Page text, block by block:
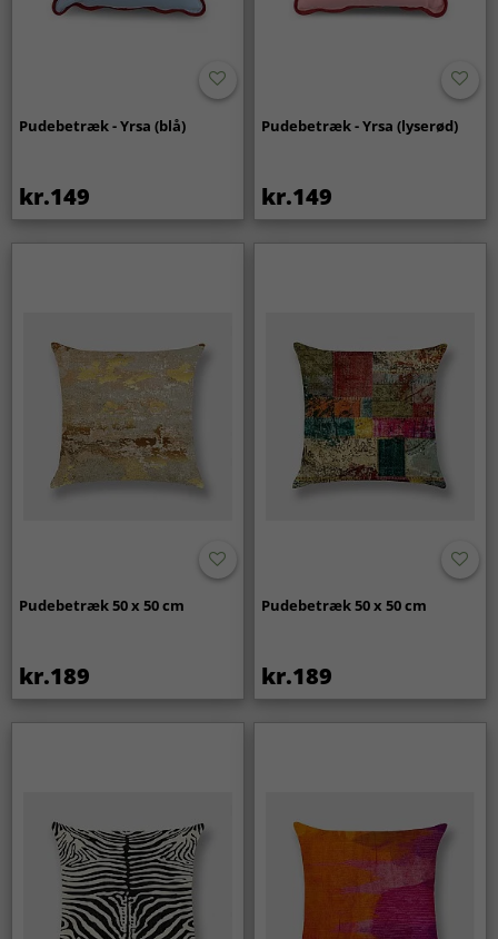
Pudebetræk - Yrsa (blå)
kr.149
Pudebetræk - Yrsa (lyserød)
kr.149
Pudebetræk 50 x 50 cm
kr.189
Pudebetræk 50 x 50 cm
kr.189